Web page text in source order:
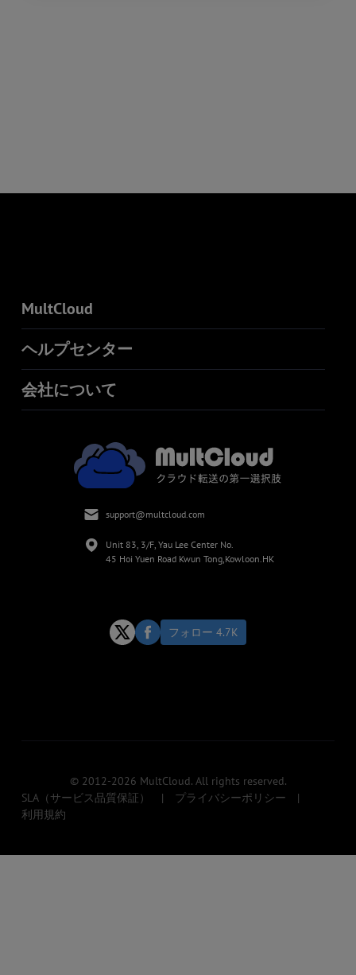
MultCloud
ヘルプセンター
会社について
support@multcloud.com
Unit 83, 3/F, Yau Lee Center No.
45 Hoi Yuen Road Kwun Tong,Kowloon.HK
フォロー 4.7K
© 2012-2026 MultCloud. All rights reserved.
SLA（サービス品質保証）
| プライバシーポリシー
|
利用規約